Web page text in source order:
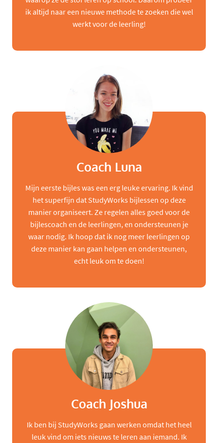
ik altijd naar een nieuwe methode te zoeken die wel
werkt voor de leerling!
Coach Luna
Mijn eerste bijles was een erg leuke ervaring. Ik vind
het superfijn dat StudyWorks bijlessen op deze
manier organiseert. Ze regelen alles goed voor de
bijlescoach en de leerlingen, en ondersteunen je
waar nodig. Ik hoop dat ik nog meer leerlingen op
deze manier kan gaan helpen en ondersteunen,
echt leuk om te doen!
Coach Joshua
Ik ben bij StudyWorks gaan werken omdat het heel
leuk vind om iets nieuws te leren aan iemand. Ik